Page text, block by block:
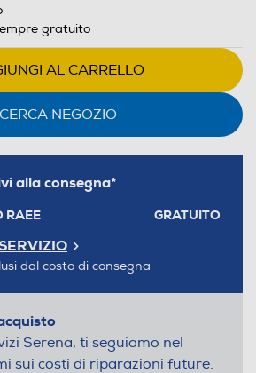
gratuito
AL CARRELLO
CERCA NEGOZIO
alla consegna*
RAEE GRATUITO
dal costo di consegna
Serena, ti seguiamo nel
sui costi di riparazioni future.